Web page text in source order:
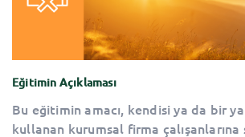
Eğitimin Açıklaması
Bu eğitimin amacı, kendisi ya da bir
kullanan kurumsal firma çalışanlarına